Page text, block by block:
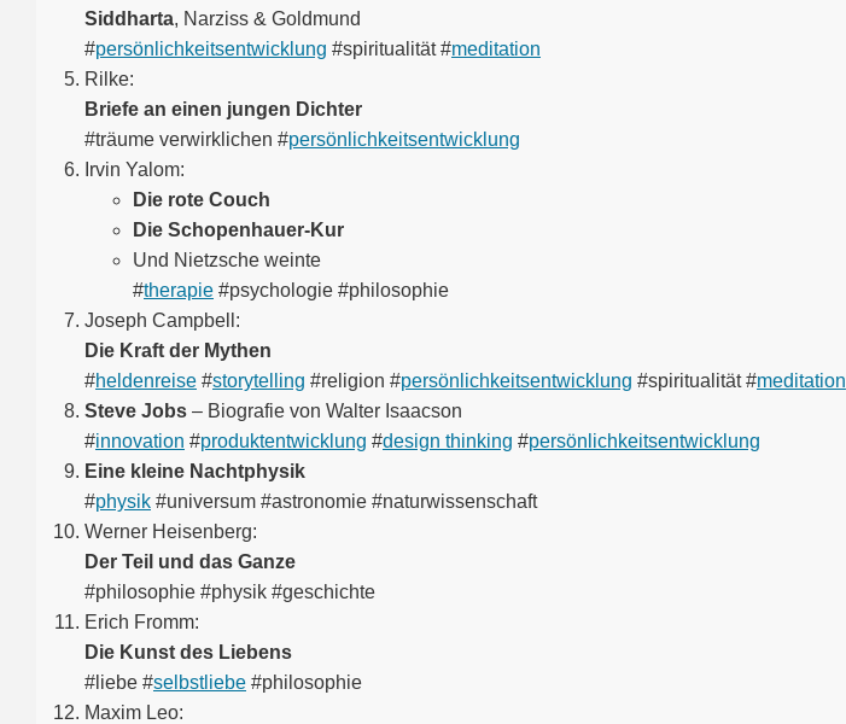
Siddharta, Narziss & Goldmund
#persönlichkeitsentwicklung #spiritualität #meditation
Rilke:
Briefe an einen jungen Dichter
#träume verwirklichen #persönlichkeitsentwicklung
Irvin Yalom:
Die rote Couch
Die Schopenhauer-Kur
Und Nietzsche weinte
#therapie #psychologie #philosophie
Joseph Campbell:
Die Kraft der Mythen
#heldenreise #storytelling #religion #persönlichkeitsentwicklung #spiritualität #meditation
Steve Jobs – Biografie von Walter Isaacson
#innovation #produktentwicklung #design thinking #persönlichkeitsentwicklung
Eine kleine Nachtphysik
#physik #universum #astronomie #naturwissenschaft
Werner Heisenberg:
Der Teil und das Ganze
#philosophie #physik #geschichte
Erich Fromm:
Die Kunst des Liebens
#liebe #selbstliebe #philosophie
Maxim Leo: